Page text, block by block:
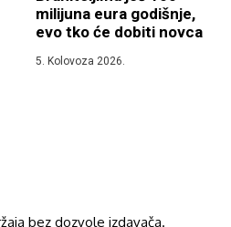
milijuna eura godišnje,
evo tko će dobiti novca
5. Kolovoza 2026.
bez dozvole izdavača.